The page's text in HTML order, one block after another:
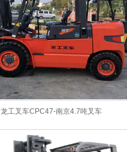
龙工叉车CPC47-南京4.7吨叉车